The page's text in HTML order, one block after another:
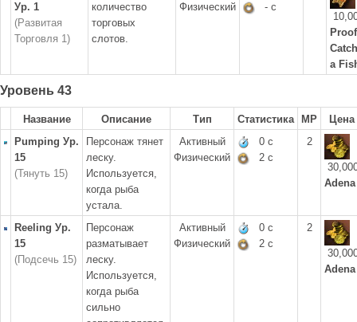
Ур. 1
(Развитая
Торговля 1)
количество
торговых
слотов.
Физический
- с
a
Уровень 43
Название Описание Тип Статистика MP
Цена
Pumping Ур.
15
(Тянуть 15)
Персонаж тянет
леску.
Используется,
когда рыба
устала.
Активный
Физический
0 с
2 с
2
Adena
Reeling Ур.
15
(Подсечь 15)
Персонаж
разматывает
леску.
Используется,
когда рыба
сильно
Активный
Физический
0 с
2 с
2
Adena